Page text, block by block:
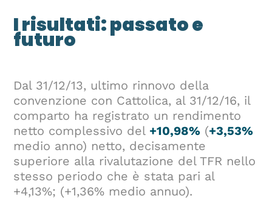
I risultati: passato e
futuro
Dal 31/12/13, ultimo rinnovo della
convenzione con Cattolica, al 31/12/16, il
comparto ha registrato un rendimento
netto complessivo del +10,98% (+3,53%
medio anno) netto, decisamente
superiore alla rivalutazione del TFR nello
stesso periodo che è stata pari al
+4,13%; (+1,36% medio annuo).